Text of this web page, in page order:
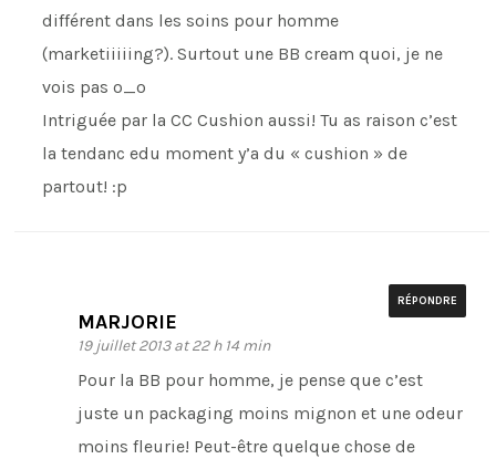
différent dans les soins pour homme
(marketiiiiing?). Surtout une BB cream quoi, je ne
vois pas o_o
Intriguée par la CC Cushion aussi! Tu as raison c’est
la tendanc edu moment y’a du « cushion » de
partout! :p
MARJORIE
19 juillet 2013 at 22 h 14 min
RÉPONDRE
Pour la BB pour homme, je pense que c’est
juste un packaging moins mignon et une odeur
moins fleurie! Peut-être quelque chose de